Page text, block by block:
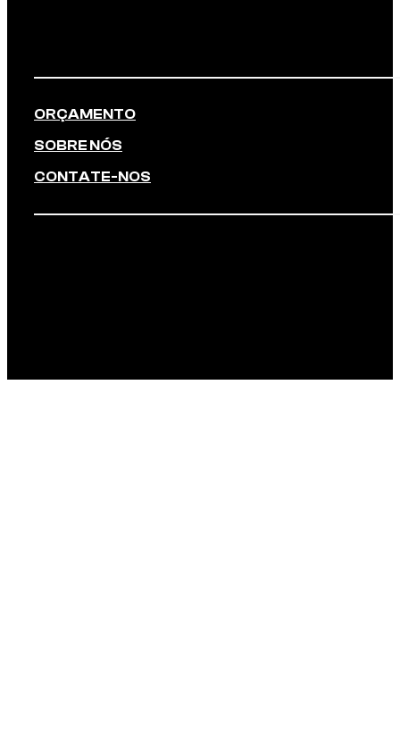
ORÇAMENTO
SOBRE NÓS
CONTATE-NOS